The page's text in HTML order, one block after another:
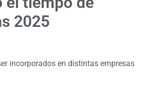
2025
incorporados en distintas empresas